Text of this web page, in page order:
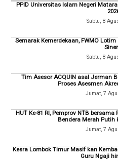
PPID Universitas Islam Negeri
Sabtu, 8
Semarak Kemerdekaan, FWMO
Sabtu, 8
Tim Asesor ACQUIN asal Jerman
Proses Asesmen
Jumat, 7
HUT Ke-81 RI, Pemprov NTB
Bendera Merah Putih
Jumat, 7
Kesra Lombok Timur Masif kan
Guru Ngaji